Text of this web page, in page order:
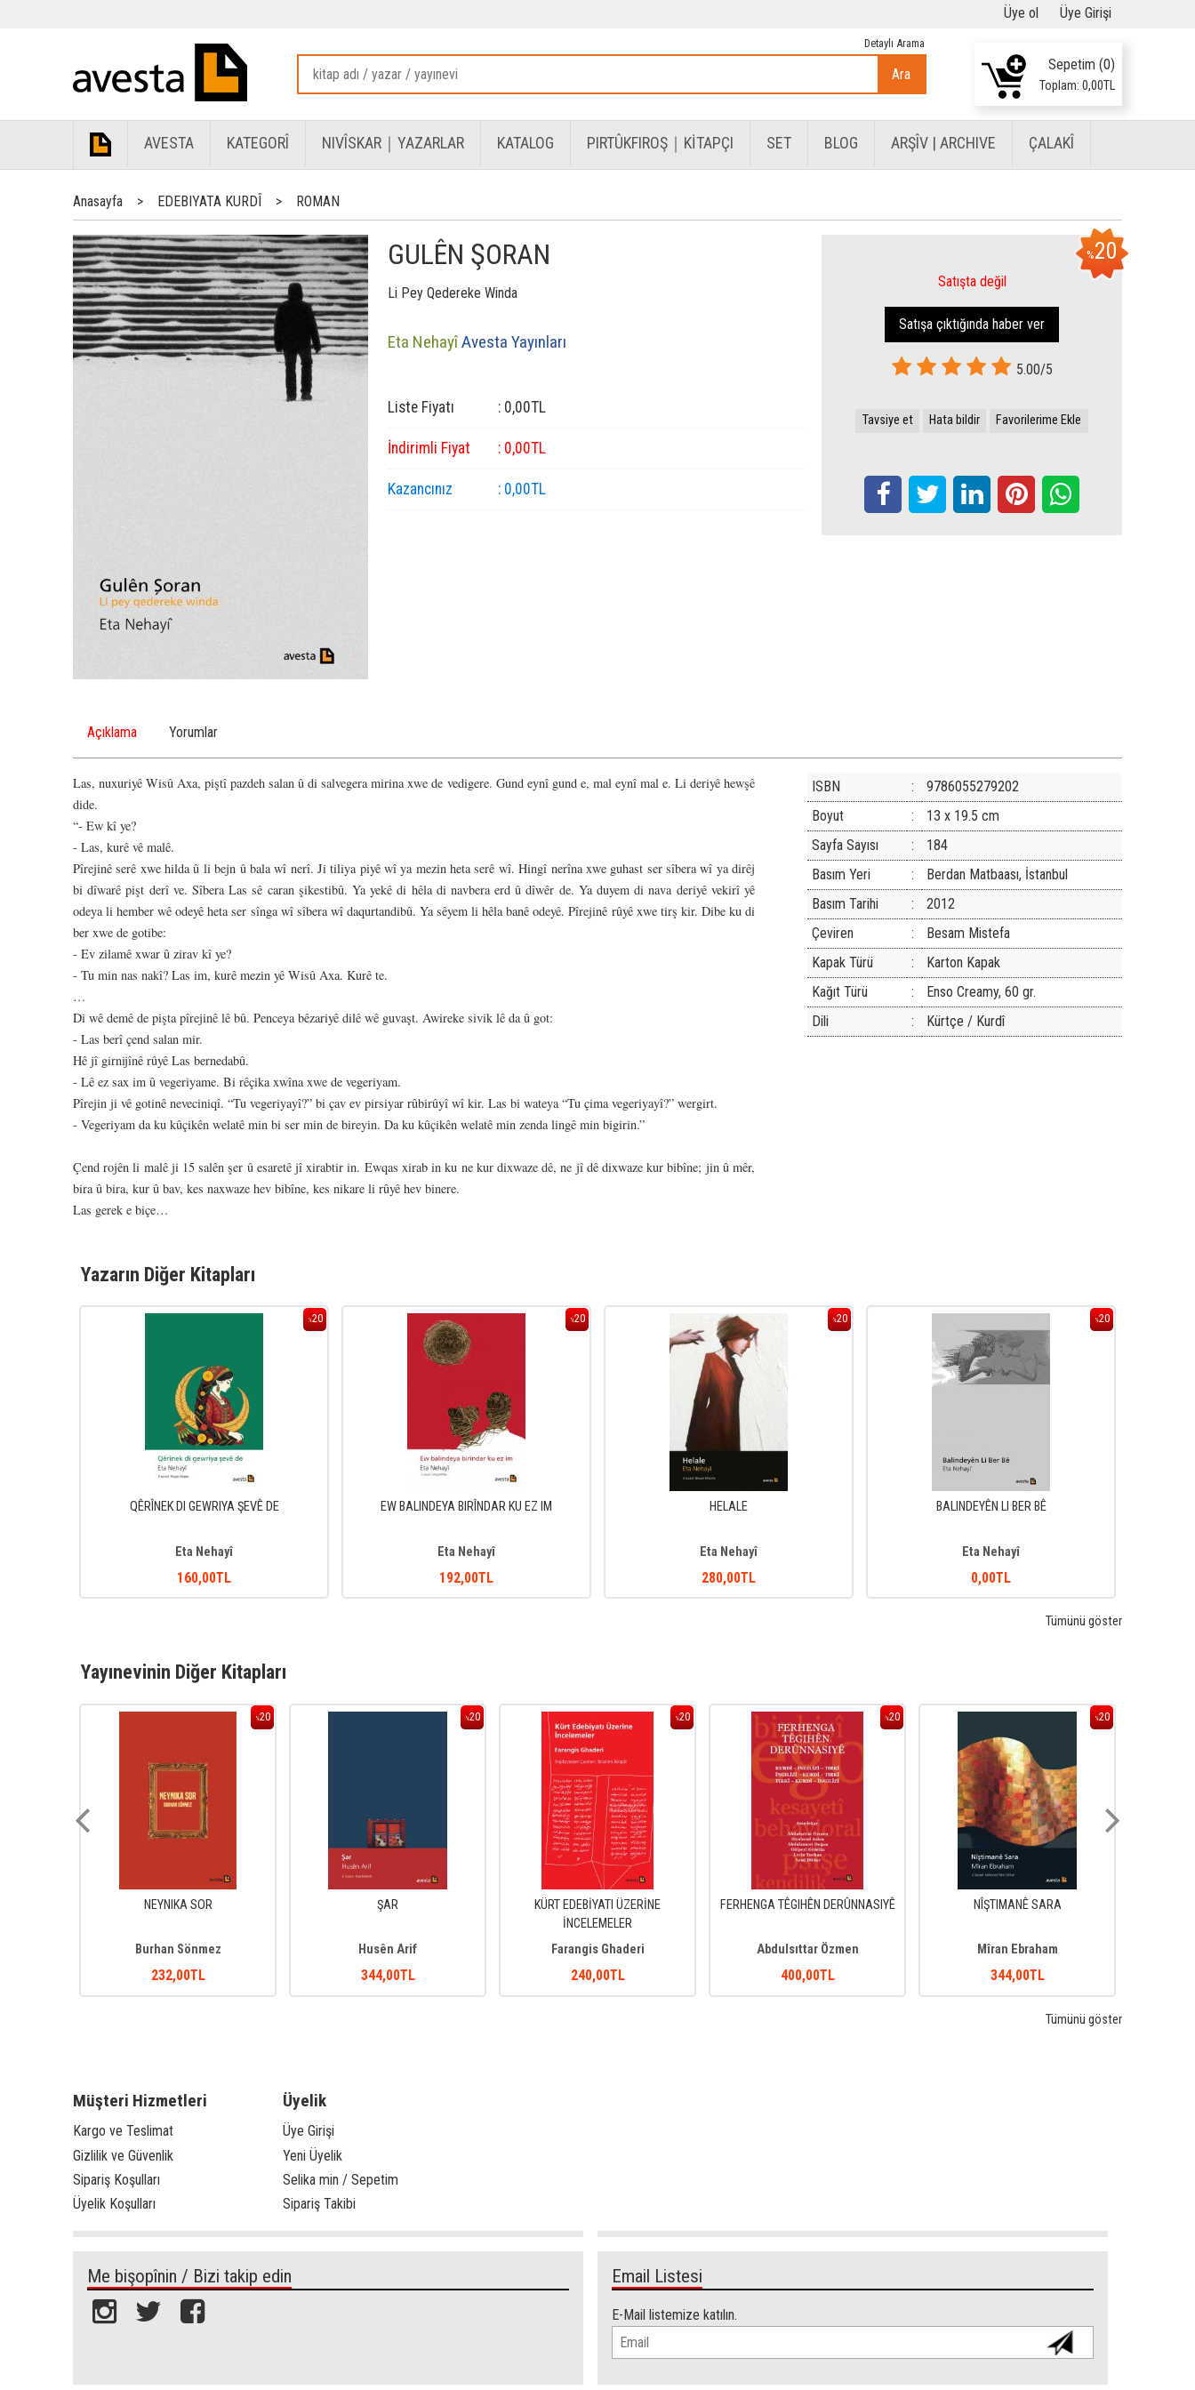
Üye ol Üye Girişi
Ara
Detaylı Arama
Sepetim (0)
Toplam: 0,00TL
AVESTA KATEGORÎ NIVÎSKAR｜YAZARLAR KATALOG PIRTÛKFIROŞ｜KİTAPÇI SET BLOG ARŞÎV | ARCHIVE ÇALAKÎ
Anasayfa > EDEBIYATA KURDÎ > ROMAN
GULÊN ŞORAN
Li Pey Qedereke Winda
Eta NehayîAvesta Yayınları
Liste Fiyatı : 0,00TL
İndirimli Fiyat : 0,00TL
Kazancınız : 0,00TL
%20
Satışta değil
Satışa çıktığında haber ver
5.00/5
Tavsiye et Hata bildir Favorilerime Ekle
Açıklama Yorumlar
Las, nuxuriyê Wisû Axa, piştî pazdeh salan û di salvegera mirina xwe de vedigere. Gund eynî gund e, mal eynî mal e. Li deriyê hewşê
dide.
“- Ew kî ye?
- Las, kurê vê malê.
Pîrejinê serê xwe hilda û li bejn û bala wî nerî. Ji tiliya piyê wî ya mezin heta serê wî. Hingî nerîna xwe guhast ser sîbera wî ya dirêj
bi dîwarê pişt derî ve. Sîbera Las sê caran şikestibû. Ya yekê di hêla di navbera erd û dîwêr de. Ya duyem di nava deriyê vekirî yê
odeya li hember wê odeyê heta ser sînga wî sîbera wî daqurtandibû. Ya sêyem li hêla banê odeyê. Pîrejinê rûyê xwe tirş kir. Dibe ku di
ber xwe de gotibe:
- Ev zilamê xwar û zirav kî ye?
- Tu min nas nakî? Las im, kurê mezin yê Wisû Axa. Kurê te.
…
Di wê demê de pişta pîrejinê lê bû. Penceya bêzariyê dilê wê guvaşt. Awireke sivik lê da û got:
- Las berî çend salan mir.
Hê jî girnijînê rûyê Las bernedabû.
- Lê ez sax im û vegeriyame. Bi rêçika xwîna xwe de vegeriyam.
Pîrejin ji vê gotinê neveciniqî. “Tu vegeriyayî?” bi çav ev pirsiyar rûbirûyî wî kir. Las bi wateya “Tu çima vegeriyayî?” wergirt.
- Vegeriyam da ku kûçikên welatê min bi ser min de bireyin. Da ku kûçikên welatê min zenda lingê min bigirin.”
Çend rojên li malê ji 15 salên şer û esaretê jî xirabtir in. Ewqas xirab in ku ne kur dixwaze dê, ne jî dê dixwaze kur bibîne; jin û mêr,
bira û bira, kur û bav, kes naxwaze hev bibîne, kes nikare li rûyê hev binere.
Las gerek e biçe…
ISBN :
9786055279202
Boyut
:
13 x 19.5 cm
Sayfa Sayısı
:
184
Basım Yeri
:
Berdan Matbaası, İstanbul
Basım Tarihi
:
2012
Çeviren
:
Besam Mistefa
Kapak Türü
:
Karton Kapak
Kağıt Türü
:
Enso Creamy, 60 gr.
Dili
: Kürtçe / Kurdî
Yazarın Diğer Kitapları
%20
QÊRÎNEK DI GEWRIYA ŞEVÊ DE
Eta Nehayî
160,00TL
%20
EW BALINDEYA BIRÎNDAR KU EZ IM
Eta Nehayî
192,00TL
%20
HELALE
Eta Nehayî
280,00TL
%20
BALINDEYÊN LI BER BÊ
Eta Nehayî
0,00TL
Tümünü göster
Yayınevinin Diğer Kitapları
%20
NEYNIKA SOR
Burhan Sönmez
232,00TL
%20
ŞAR
Husên Arif
344,00TL
%20
KÜRT EDEBİYATI ÜZERİNE
İNCELEMELER
Farangis Ghaderi
240,00TL
%20
FERHENGA TÊGIHÊN DERÛNNASIYÊ
Abdulsıttar Özmen
400,00TL
%20
NÎŞTIMANÊ SARA
Mîran Ebraham
344,00TL
Tümünü göster
Müşteri Hizmetleri
Kargo ve Teslimat
Gizlilik ve Güvenlik
Sipariş Koşulları
Üyelik Koşulları
Üyelik
Üye Girişi
Yeni Üyelik
Selika min / Sepetim
Sipariş Takibi
Me bişopînin / Bizi takip edin Email Listesi
E-Mail listemize katılın.